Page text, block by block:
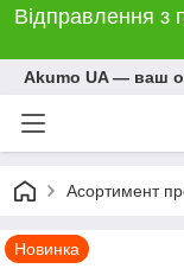
Відправлення з
Akumo UA — ваш
Асортимент
Новинка